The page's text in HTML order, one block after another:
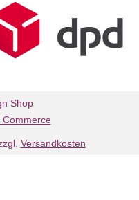
Shop
Commerce
Versandkosten